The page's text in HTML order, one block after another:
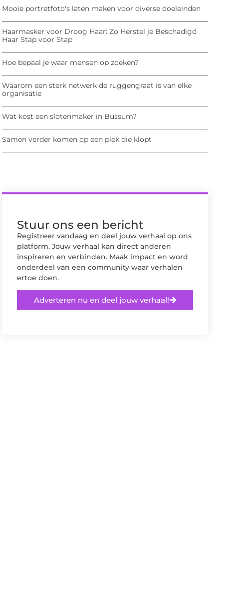
Mooie portretfoto's laten maken voor diverse doeleinden
Haarmasker voor Droog Haar: Zo Herstel je Beschadigd
Haar Stap voor Stap
Hoe bepaal je waar mensen op zoeken?
Waarom een sterk netwerk de ruggengraat is van elke
organisatie
Wat kost een slotenmaker in Bussum?
Samen verder komen op een plek die klopt
Stuur ons een bericht
Registreer vandaag en deel jouw verhaal op ons
platform. Jouw verhaal kan direct anderen
inspireren en verbinden. Maak impact en word
onderdeel van een community waar verhalen
ertoe doen.
Adverteren nu en deel jouw verhaal!